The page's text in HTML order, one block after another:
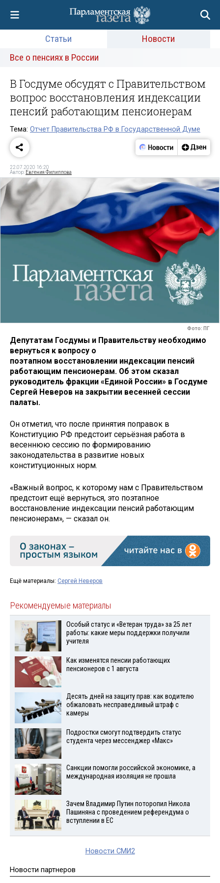
Статьи
Новости
Все о пенсиях в России
В Госдуме обсудят с Правительством
вопрос восстановления индексации
пенсий работающим пенсионерам
Тема: Отчет Правительства РФ в Государственной Думе
22.07.2020 16:20
Автор: Евгения Филиппова
Фото: ПГ
Депутатам Госдумы и Правительству необходимо
вернуться к вопросу о
поэтапном восстановлении индексации пенсий
работающим пенсионерам. Об этом сказал
руководитель фракции «Единой России» в Госдуме
Сергей Неверов на закрытии весенней сессии
палаты.
Он отметил, что после принятия поправок в
Конституцию РФ предстоит серьёзная работа в
весеннюю сессию по формированию
законодательства в развитие новых
конституционных норм.
«Важный вопрос, к которому нам с Правительством
предстоит ещё вернуться, это поэтапное
восстановление индексации пенсий работающим
пенсионерам», — сказал он.
Ещё материалы: Сергей Неверов
Рекомендуемые материалы
Особый статус и «Ветеран труда» за 25 лет
работы: какие меры поддержки получили
учителя
Как изменятся пенсии работающих
пенсионеров с 1 августа
Десять дней на защиту прав: как водителю
обжаловать несправедливый штраф с
камеры
Подростки смогут подтвердить статус
студента через мессенджер «Макс»
Санкции помогли российской экономике, а
международная изоляция не прошла
Зачем Владимир Путин поторопил Никола
Пашиняна с проведением референдума о
вступлении в ЕС
Новости СМИ2
Новости партнеров